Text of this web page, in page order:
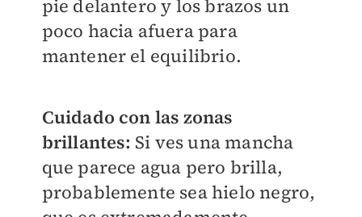
pie delantero y los brazos un
poco hacia afuera para
mantener el equilibrio.
Cuidado con las zonas
brillantes: Si ves una mancha
que parece agua pero brilla,
probablemente sea hielo negro,